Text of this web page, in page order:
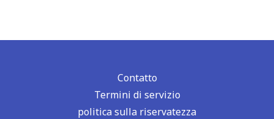
Contatto
Termini di servizio
politica sulla riservatezza